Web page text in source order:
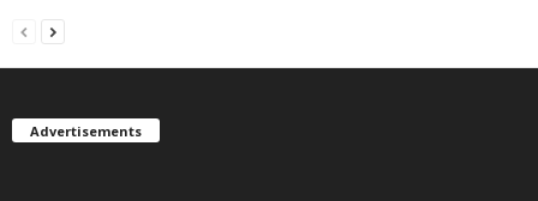
Advertisements